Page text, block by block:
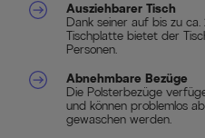
Ausziehbarer Tisch
Dank seiner auf bis zu
Tischplatte bietet der
Personen.
Abnehmbare Bezüge
Die Polsterbezüge
und können problemlos
gewaschen werden.